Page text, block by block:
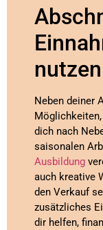
nutzen
Neben deiner
dich nach
saisonalen
Ausbildung
auch kreative
den Verkauf
zusätzliches
dir helfen,